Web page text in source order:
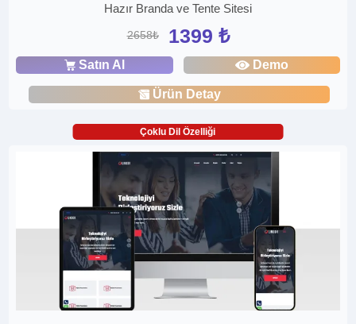
Hazır Branda ve Tente Sitesi
2658₺ 1399 ₺
Satın Al Demo
Ürün Detay
Çoklu Dil Özelliği